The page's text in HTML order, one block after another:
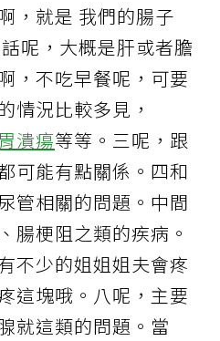
，就是 我們的腸子
呢，大概是肝或者膽
，不吃早餐呢，可要
情況比較多見，
胃潰瘍等等。三呢，跟
可能有點關係。四和
管相關的問題。中間
腸梗阻之類的疾病。
不少的姐姐姐夫會疼
這塊哦。八呢，主要
就這類的問題。當